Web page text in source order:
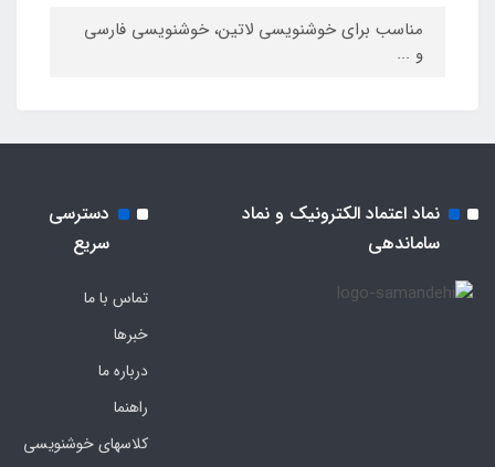
مناسب برای خوشنویسی لاتین، خوشنویسی فارسی
و ...
نماد اعتماد الکترونیک و نماد
ساماندهی
دسترسی
سریع
تماس با ما
خبرها
درباره ما
راهنما
کلاسهای خوشنویسی